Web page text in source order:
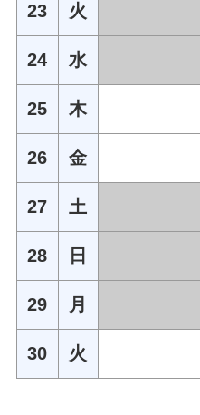
23 火
24 水
25 木
26 金
27 土
28 日
29 月
30 火